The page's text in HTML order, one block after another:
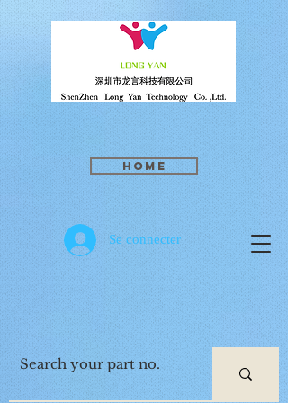
Home
Se connecter